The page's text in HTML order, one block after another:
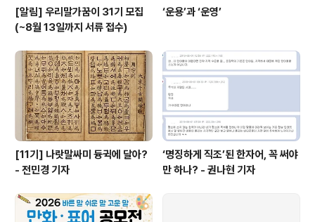
[알림] 우리말가꿈이 31기 모집
(~8월 13일까지 서류 접수)
‘운용’과 ‘운영’
[11기] 나랏말싸미 듕귁에 달아?
- 전민경 기자
‘명징하게 직조’된 한자어, 꼭 써야
만 하나? - 권나현 기자